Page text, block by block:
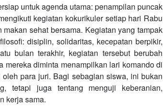
untuk agenda utama: penampilan puncak
kegiatan kokurikuler setiap hari Rabu
sehat bersama. Kegiatan yang tampak
disiplin, solidaritas, kecepatan berpikir,
bulan terakhir, kegiatan tersebut berubah
diminta menampilkan lari komando di
para juri. Bagi sebagian siswa, ini bukan
tetapi juga tentang menguji keberanian,
kerja sama.